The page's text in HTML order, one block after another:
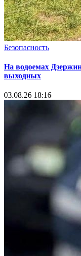
Безопасность
На водоемах
выходных
03.08.26 18:16